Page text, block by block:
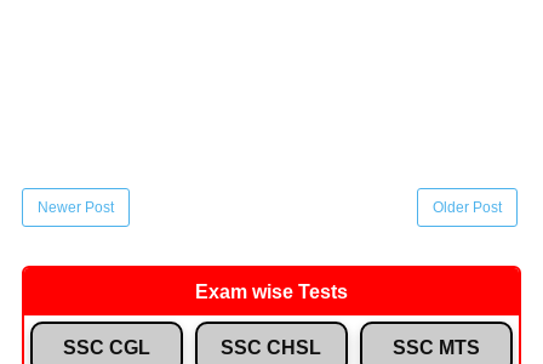
Newer Post Older Post
Exam wise Tests
SSC CGL SSC CHSL SSC MTS